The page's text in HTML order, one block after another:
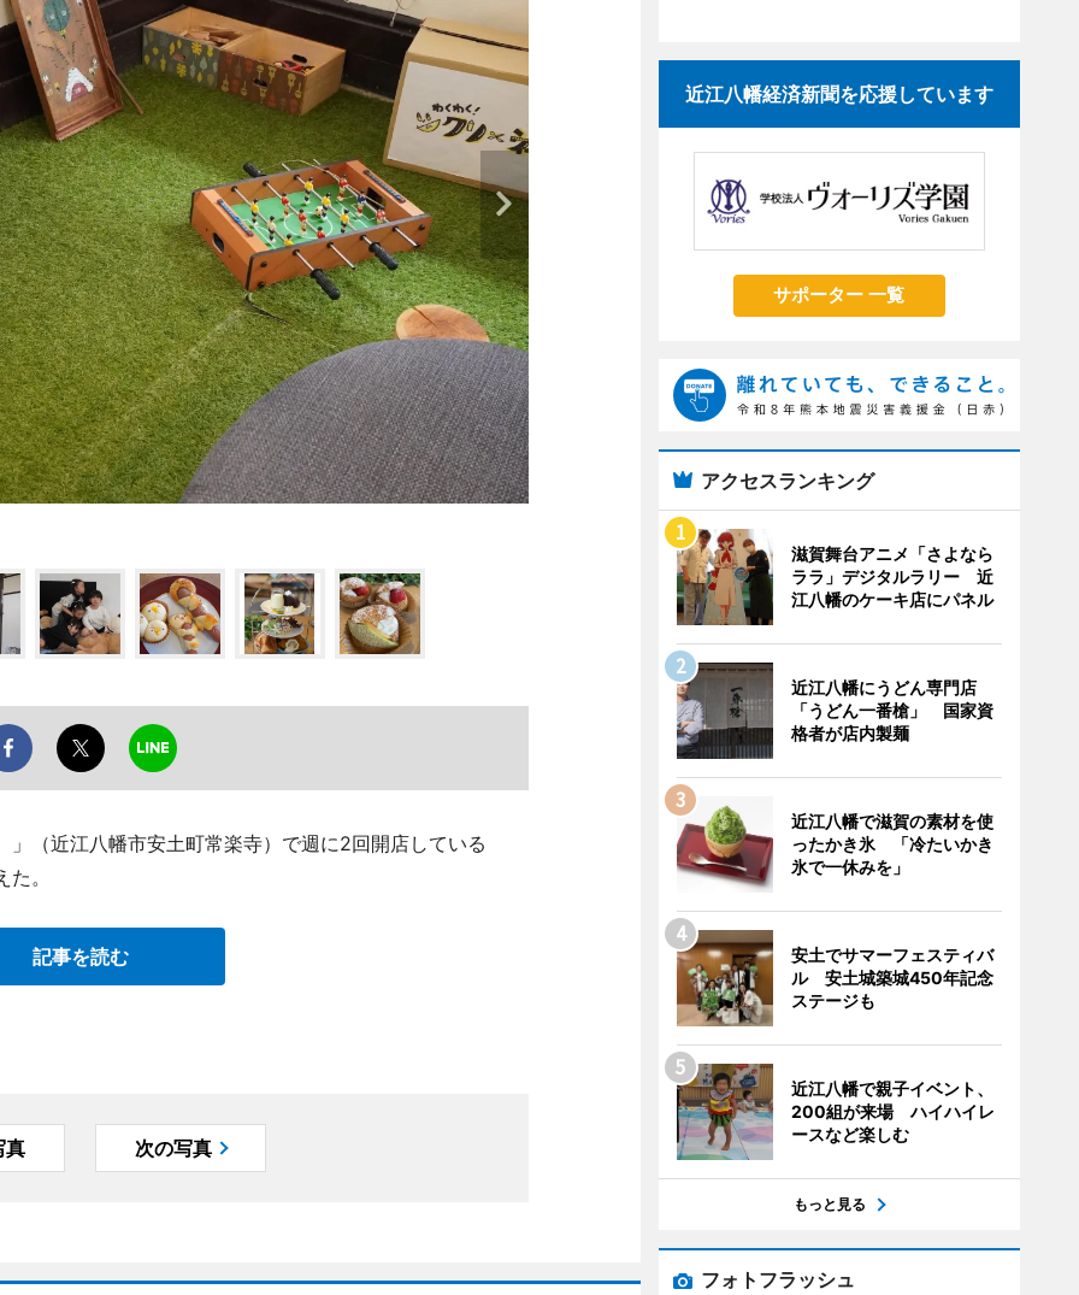
（近江八幡市安土町常楽寺）で週に2回開店している
。
記事を読む
真 次の写真
近江八幡経済新聞を応援しています
サポーター 一覧
アクセスランキング
滋賀舞台アニメ「さよなら
ララ」デジタルラリー 近
江八幡のケーキ店にパネル
近江八幡にうどん専門店
「うどん一番槍」 国家資
格者が店内製麺
近江八幡で滋賀の素材を使
ったかき氷 「冷たいかき
氷で一休みを」
安土でサマーフェスティバ
ル 安土城築城450年記念
ステージも
近江八幡で親子イベント、
200組が来場 ハイハイレ
ースなど楽しむ
もっと見る
フォトフラッシュ